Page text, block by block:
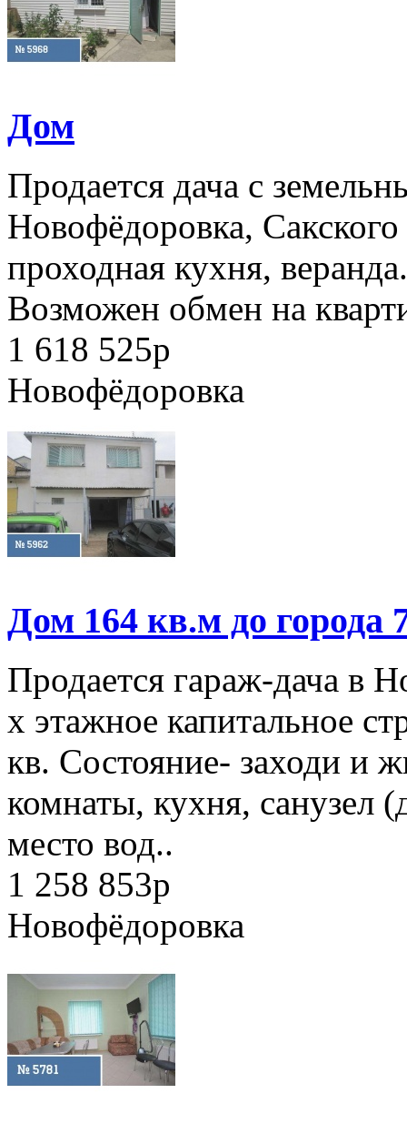
Дом
Продается дача с
Новофёдоровка,
проходная кухня,
Возможен обмен на
1 618 525p
Новофёдоровка
Дом 164 кв.м до города
Продается гараж-дача в
х этажное капитальное
кв. Состояние- заходи и
комнаты, кухня, санузел
место вод..
1 258 853p
Новофёдоровка